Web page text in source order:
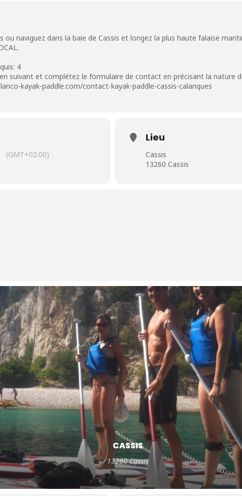
ou naviguez dans la baie de Cassis et longez la plus haute falaise
4
suivant et complétez le formulaire de contact en précisant la nature
kayak-paddle.com/contact-kayak-paddle-cassis-calanques
(GMT+02:00)
Lieu
Cassis
13260 Cassis
CASSIS
13260 Cassis